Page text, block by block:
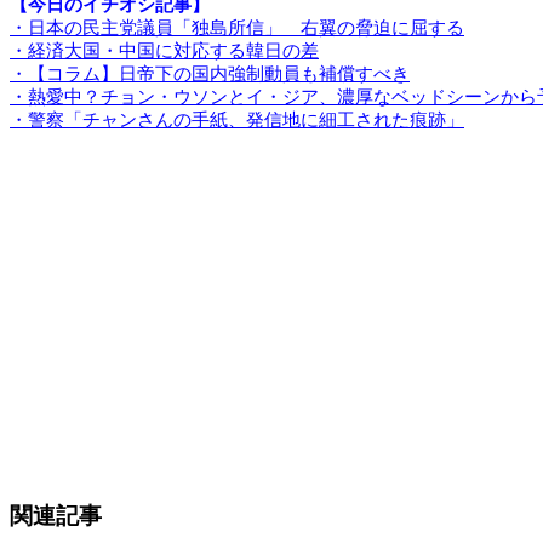
【今日のイチオシ記事】
・日本の民主党議員「独島所信」 右翼の脅迫に屈する
・経済大国・中国に対応する韓日の差
・【コラム】日帝下の国内強制動員も補償すべき
・熱愛中？チョン・ウソンとイ・ジア、濃厚なベッドシーンから
・警察「チャンさんの手紙、発信地に細工された痕跡」
関連記事